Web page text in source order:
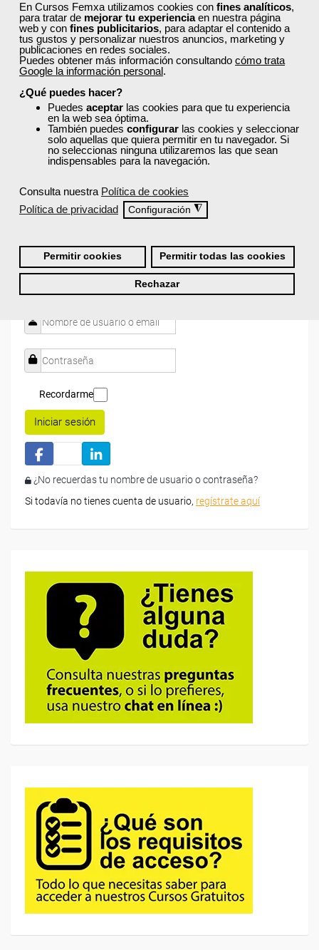
En Cursos Femxa utilizamos cookies con fines analíticos,
para tratar de mejorar tu experienciaen nuestra página
web y con fines publicitarios, para adaptar el contenido a
tus gustos y personalizar nuestros anuncios, marketing y
publicaciones en redes sociales.
Puedes obtener más información consultando cómo trata
Google la información personal.
¿Qué puedes hacer?
Puedes aceptar las cookies para que tu experiencia
en la web sea óptima.
También puedes configurar las cookies y seleccionar
solo aquellas que quiera permitir en tu navegador. Si
no seleccionas ninguna utilizaremos las que sean
indispensables para la navegación.
Consulta nuestra Política de cookies
Política de privacidad
Configuración ◮
Permitir cookies Permitir todas las cookies
Rechazar
¿Los cursos de Femxa son prácticos y tienen
temario actualizado?
¿Qué ofrece Femxa al alumno una vez
finaliza su formación?
¿Recibiré un certificado al finalizar un curso
gratuito?
Inicia sesión:
Accede con tu nombre de usuario y contraseña o inicia
sesión con Facebook, Google o LinkedIn:
Recordarme
Iniciar sesión
¿No recuerdas tu nombre de usuario o contraseña?
Si todavía no tienes cuenta de usuario, regístrate aquí